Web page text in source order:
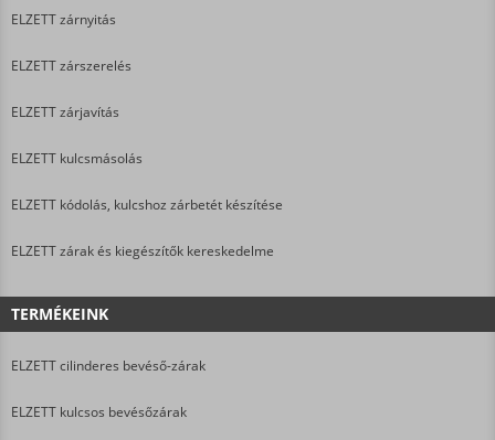
ELZETT zárnyitás
ELZETT zárszerelés
ELZETT zárjavítás
ELZETT kulcsmásolás
ELZETT kódolás, kulcshoz zárbetét készítése
ELZETT zárak és kiegészítők kereskedelme
TERMÉKEINK
ELZETT cilinderes bevéső-zárak
ELZETT kulcsos bevésőzárak